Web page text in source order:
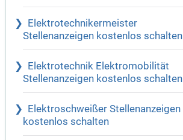
Elektrotechnikermeister
Stellenanzeigen kostenlos schalten
Elektrotechnik Elektromobilität
Stellenanzeigen kostenlos schalten
Elektroschweißer Stellenanzeigen
kostenlos schalten